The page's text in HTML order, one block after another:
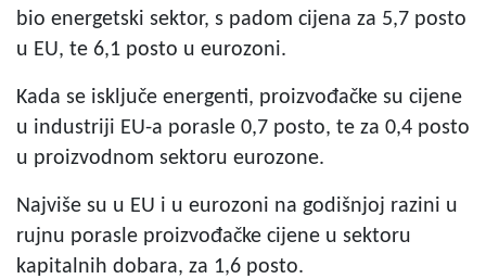
bio energetski sektor, s padom cijena za 5,7 posto
u EU, te 6,1 posto u eurozoni.
Kada se isključe energenti, proizvođačke su cijene
u industriji EU-a porasle 0,7 posto, te za 0,4 posto
u proizvodnom sektoru eurozone.
Najviše su u EU i u eurozoni na godišnjoj razini u
rujnu porasle proizvođačke cijene u sektoru
kapitalnih dobara, za 1,6 posto.